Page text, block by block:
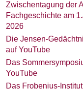
Zwischentagung der
Fachgeschichte am
2026
Die Jensen-
auf YouTube
Das
YouTube
Das Frobenius-